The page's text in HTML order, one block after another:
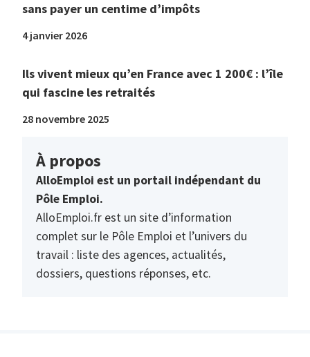
sans payer un centime d’impôts
4 janvier 2026
Ils vivent mieux qu’en France avec 1 200€ : l’île
qui fascine les retraités
28 novembre 2025
À propos
AlloEmploi est un portail indépendant du
Pôle Emploi.
AlloEmploi.fr est un site d’information
complet sur le Pôle Emploi et l’univers du
travail : liste des agences, actualités,
dossiers, questions réponses, etc.